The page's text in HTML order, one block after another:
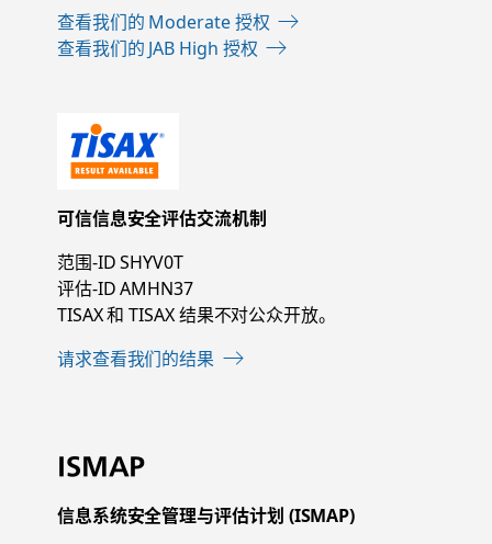
查看我们的 Moderate 授权
查看我们的 JAB High 授权
可信信息安全评估交流机制
范围-ID SHYV0T
评估-ID AMHN37
TISAX 和 TISAX 结果不对公众开放。
请求查看我们的结果
ISMAP
信息系统安全管理与评估计划 (ISMAP)